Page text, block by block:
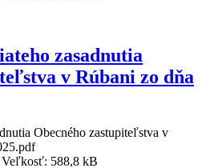
zasadnutia
v Rúbani zo dňa
Obecného zastupiteľstva v
Veľkosť: 588,8 kB